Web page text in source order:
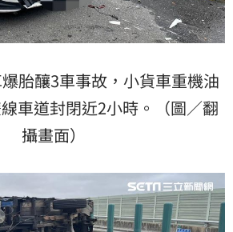
胎釀3車事故，小貨車重機油
車道封閉近2小時。（圖／翻
攝畫面）